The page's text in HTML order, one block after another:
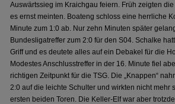
Auswärtssieg im Kraichgau feiern. Früh zeigten
es ernst meinten. Boateng schloss eine herrliche
Minute zum 1:0 ab. Nur zehn Minuten später
Bundesligatreffer zum 2:0 für den S04. Schalke
Griff und es deutete alles auf ein Debakel für die
Modestes Anschlusstreffer in der 16. Minute fiel
richtigen Zeitpunkt für die TSG. Die „Knappen“
2:0 auf die leichte Schulter und wirkten nicht mehr
ersten beiden Toren. Die Keller-Elf war aber